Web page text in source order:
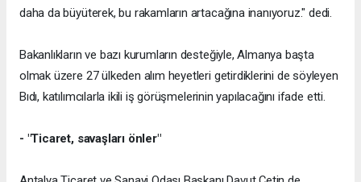
daha da büyüterek, bu rakamların artacağına inanıyoruz." dedi.
Bakanlıkların ve bazı kurumların desteğiyle, Almanya başta
olmak üzere 27 ülkeden alım heyetleri getirdiklerini de söyleyen
Bıdı, katılımcılarla ikili iş görüşmelerinin yapılacağını ifade etti.
- "Ticaret, savaşları önler"